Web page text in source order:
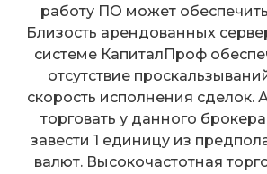
работу ПО может обеспечить
Близость арендованных
системе КапиталПроф
отсутствие
скорость исполнения сделок.
торговать у данного
завести 1 единицу из
валют. Высокочастотная